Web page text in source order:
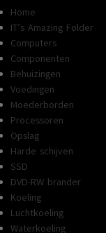
Home
IT’s Amazing Folder
Computers
Componenten
Behuizingen
Voedingen
Moederborden
Processoren
Opslag
Harde schijven
SSD
DVD-RW brander
Koeling
Luchtkoeling
Waterkoeling